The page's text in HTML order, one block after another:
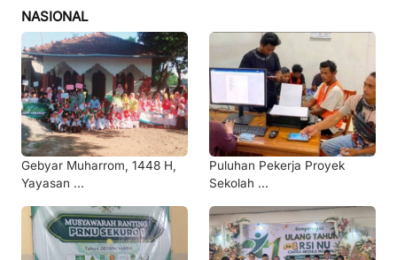
NASIONAL
Gebyar Muharrom, 1448 H,
Yayasan ...
Puluhan Pekerja Proyek
Sekolah ...